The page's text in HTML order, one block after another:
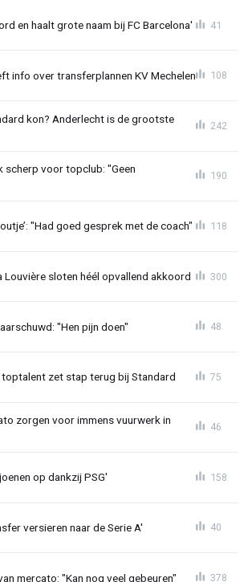
en haalt grote naam bij FC Barcelona' 41
info over transferplannen KV Mechelen 108
kon? Anderlecht is de grootste
242
scherp voor topclub: "Geen
190
"Had goed gesprek met de coach" 118
Louvière sloten héél opvallend akkoord 300
"Hen pijn doen" 48
zet stap terug bij Standard 75
zorgen voor immens vuurwerk in
46
op dankzij PSG' 158
versieren naar de Serie A' 40
mercato: "Kan nog veel gebeuren" 378